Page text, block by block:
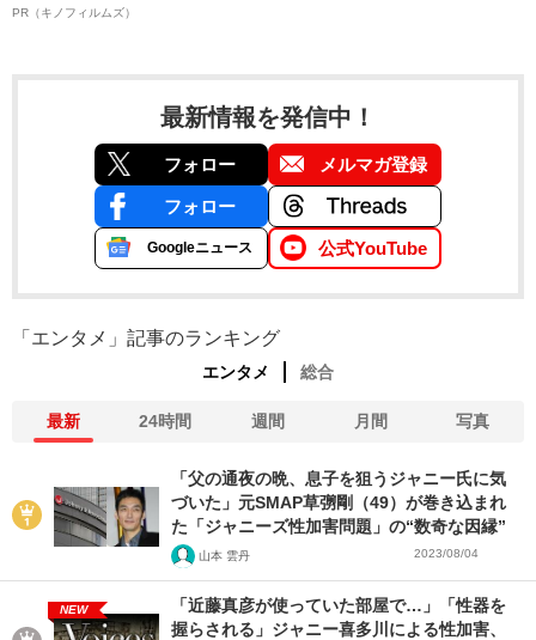
PR（キノフィルムズ）
最新情報を発信中！
フォロー メルマガ登録
フォロー
Googleニュース 公式YouTube
「エンタメ」記事のランキング
エンタメ 総合
最新 24時間 週間 月間 写真
「父の通夜の晩、息子を狙うジャニー氏に気
づいた」元SMAP草彅剛（49）が巻き込まれ
た「ジャニーズ性加害問題」の“数奇な因縁”
山本 雲丹 2023/08/04
NEW
「近藤真彦が使っていた部屋で…」「性器を
握らされる」ジャニー喜多川による性加害、